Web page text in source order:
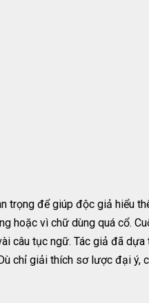
để giúp độc giả hiểu
hoặc vì chữ dùng quá cổ.
câu tục ngữ. Tác giả đã
chỉ giải thích sơ lược đại ý,